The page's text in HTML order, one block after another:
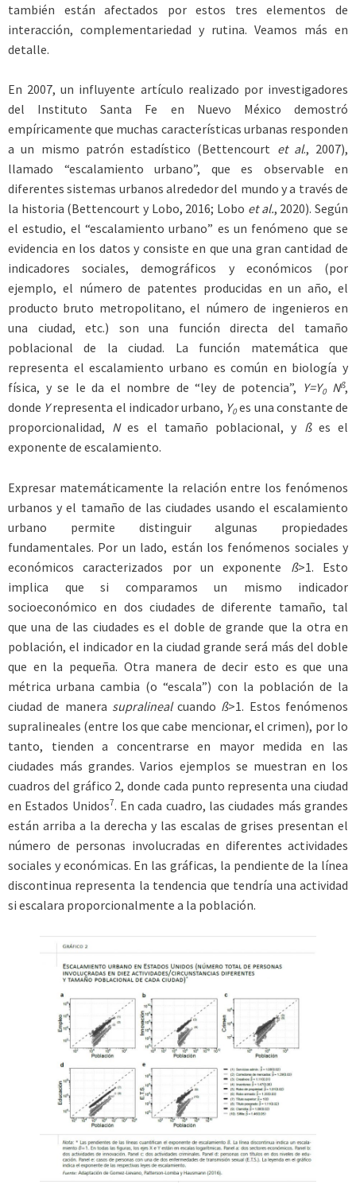
también están afectados por estos tres elementos de
interacción, complementariedad y rutina. Veamos más en
detalle.
En 2007, un influyente artículo realizado por investigadores
del Instituto Santa Fe en Nuevo México demostró
empíricamente que muchas características urbanas responden
a un mismo patrón estadístico (Bettencourt et al., 2007),
llamado “escalamiento urbano”, que es observable en
diferentes sistemas urbanos alrededor del mundo y a través de
la historia (Bettencourt y Lobo, 2016; Lobo et al., 2020). Según
el estudio, el “escalamiento urbano” es un fenómeno que se
evidencia en los datos y consiste en que una gran cantidad de
indicadores sociales, demográficos y económicos (por
ejemplo, el número de patentes producidas en un año, el
producto bruto metropolitano, el número de ingenieros en
una ciudad, etc.) son una función directa del tamaño
poblacional de la ciudad. La función matemática que
representa el escalamiento urbano es común en biología y
física, y se le da el nombre de “ley de potencia”, Y=Y0Nß,
donde Yrepresenta el indicador urbano, Y0es una constante de
proporcionalidad, Nes el tamaño poblacional, y ßes el
exponente de escalamiento.
Expresar matemáticamente la relación entre los fenómenos
urbanos y el tamaño de las ciudades usando el escalamiento
urbano permite distinguir algunas propiedades
fundamentales. Por un lado, están los fenómenos sociales y
económicos caracterizados por un exponente ß>1. Esto
implica que si comparamos un mismo indicador
socioeconómico en dos ciudades de diferente tamaño, tal
que una de las ciudades es el doble de grande que la otra en
población, el indicador en la ciudad grande será más del doble
que en la pequeña. Otra manera de decir esto es que una
métrica urbana cambia (o “escala”) con la población de la
ciudad de manera supralinealcuando ß>1. Estos fenómenos
supralineales (entre los que cabe mencionar, el crimen), por lo
tanto, tienden a concentrarse en mayor medida en las
ciudades más grandes. Varios ejemplos se muestran en los
cuadros del gráfico 2, donde cada punto representa una ciudad
en Estados Unidos7. En cada cuadro, las ciudades más grandes
están arriba a la derecha y las escalas de grises presentan el
número de personas involucradas en diferentes actividades
sociales y económicas. En las gráficas, la pendiente de la línea
discontinua representa la tendencia que tendría una actividad
si escalara proporcionalmente a la población.